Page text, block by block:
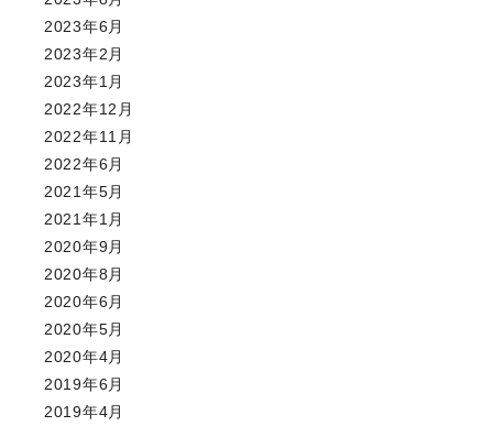
2023年6月
2023年2月
2023年1月
2022年12月
2022年11月
2022年6月
2021年5月
2021年1月
2020年9月
2020年8月
2020年6月
2020年5月
2020年4月
2019年6月
2019年4月